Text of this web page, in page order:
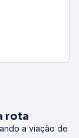
rota
a viação de